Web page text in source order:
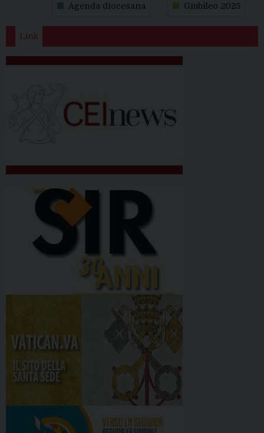
Agenda diocesana Giubileo 2025
Link